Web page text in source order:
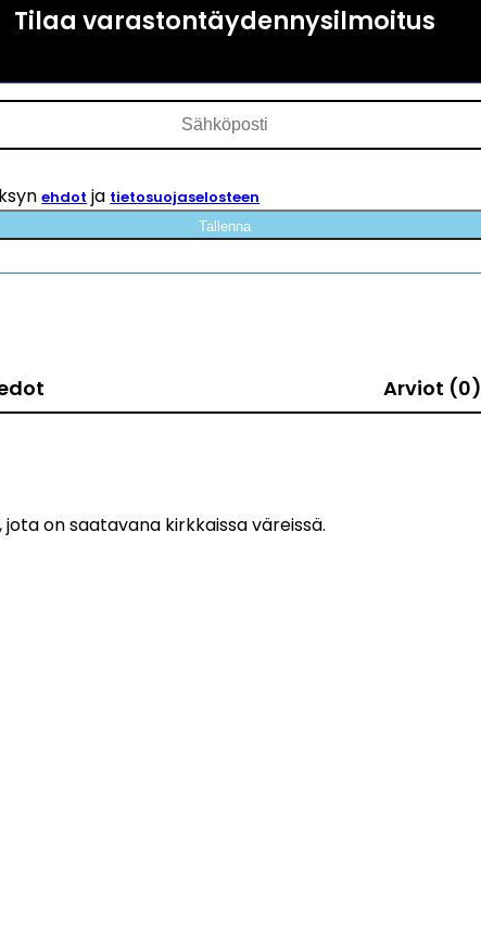
Tilaa varastontäydennysilmoitus
ehdot ja tietosuojaselosteen
Tallenna
Arviot (0)
on saatavana kirkkaissa väreissä.